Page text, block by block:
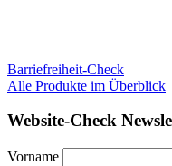
Barriefreiheit-Check
Alle Produkte im Überblick
Website-Check
Vorname